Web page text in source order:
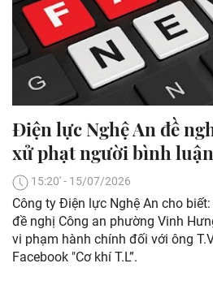
Điện lực Nghệ An đề
xử phạt người bình
15:20' - 15/07/2026
Công ty Điện lực Nghệ An cho
đề nghị Công an phường Vinh
vi phạm hành chính đối với ông
Facebook "Cơ khí T.L”.